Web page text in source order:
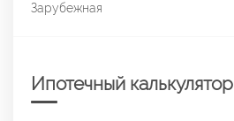
Зарубежная
Ипотечный калькулятор